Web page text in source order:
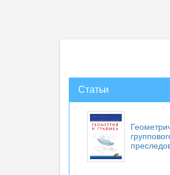
Статьи